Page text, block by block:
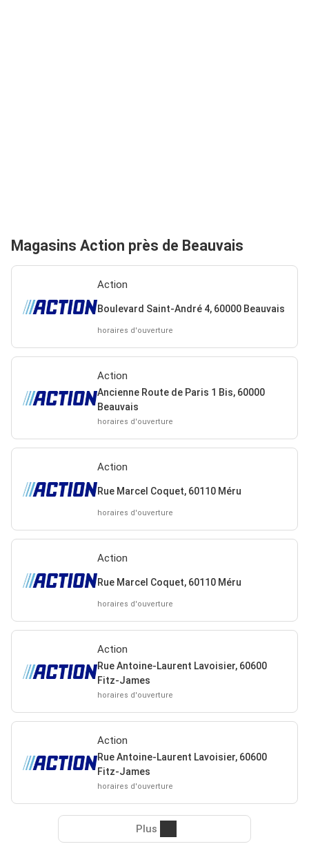
Magasins Action près de Beauvais
Action
Boulevard Saint-André 4, 60000 Beauvais
horaires d'ouverture
Action
Ancienne Route de Paris 1 Bis, 60000
Beauvais
horaires d'ouverture
Action
Rue Marcel Coquet, 60110 Méru
horaires d'ouverture
Action
Rue Marcel Coquet, 60110 Méru
horaires d'ouverture
Action
Rue Antoine-Laurent Lavoisier, 60600
Fitz-James
horaires d'ouverture
Action
Rue Antoine-Laurent Lavoisier, 60600
Fitz-James
horaires d'ouverture
Plus